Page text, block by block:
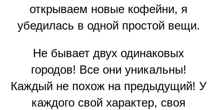
открываем новые кофейни, я
убедилась в одной простой вещи.
Не бывает двух одинаковых
городов! Все они уникальны!
Каждый не похож на предыдущий! У
каждого свой характер, своя